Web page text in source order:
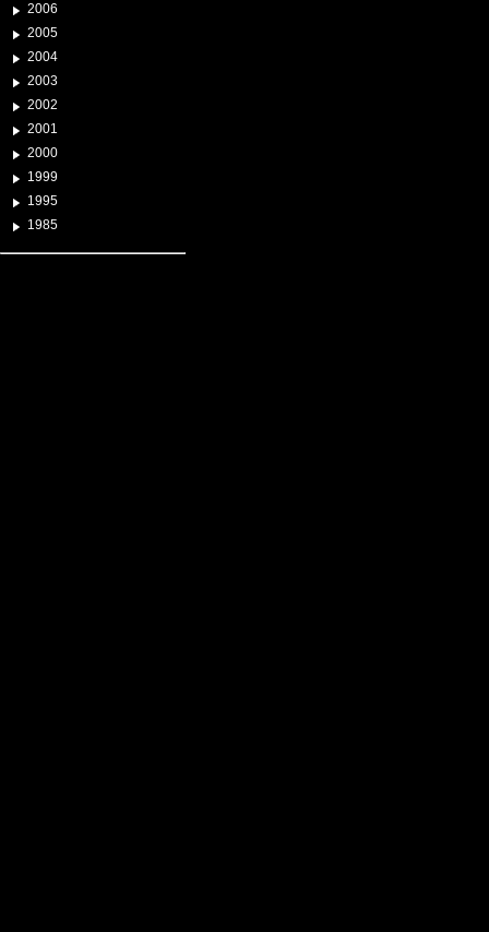
2006
2005
2004
2003
2002
2001
2000
1999
1995
1985